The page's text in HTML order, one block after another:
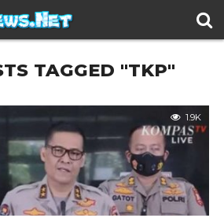
TAGGED "TKP"
1.9K